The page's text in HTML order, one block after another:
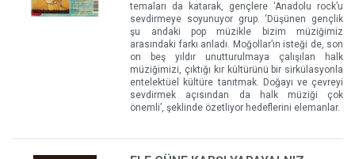
temaları da katarak, gençlere ‘Anadolu rock’u
sevdirmeye soyunuyor grup. ‘Düşünen gençlik
şu andaki pop müzikle bizim müziğimiz
arasındaki farkı anladı. Moğollar’ın isteği de, son
on beş yıldır unutturulmaya çalışılan halk
müziğimizi, çıktığı kır kültürünü bir sirkülasyonla
entelektüel kültüre tanıtmak. Doğayı ve çevreyi
sevdirmek açısından da halk müziği çok
önemli’, şeklinde özetliyor hedeflerini elemanlar.